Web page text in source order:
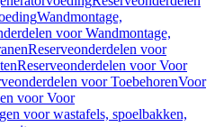
Wandmontage,
voor Wandmontage,
Reserveonderdelen voor
Reserveonderdelen voor Voor
voor ToebehorenVoor
voor Voor
voor wastafels, spoelbakken,